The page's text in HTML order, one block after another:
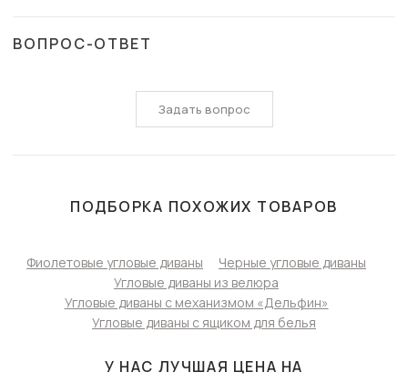
ВОПРОС-ОТВЕТ
Задать вопрос
ПОДБОРКА ПОХОЖИХ ТОВАРОВ
Фиолетовые угловые диваны
Черные угловые диваны
Угловые диваны из велюра
Угловые диваны с механизмом «Дельфин»
Угловые диваны с ящиком для белья
У НАС ЛУЧШАЯ ЦЕНА НА